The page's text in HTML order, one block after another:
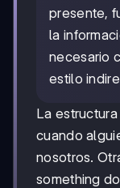
presente,
la
necesario
estilo
La estructura
cuando
nosotros.
something